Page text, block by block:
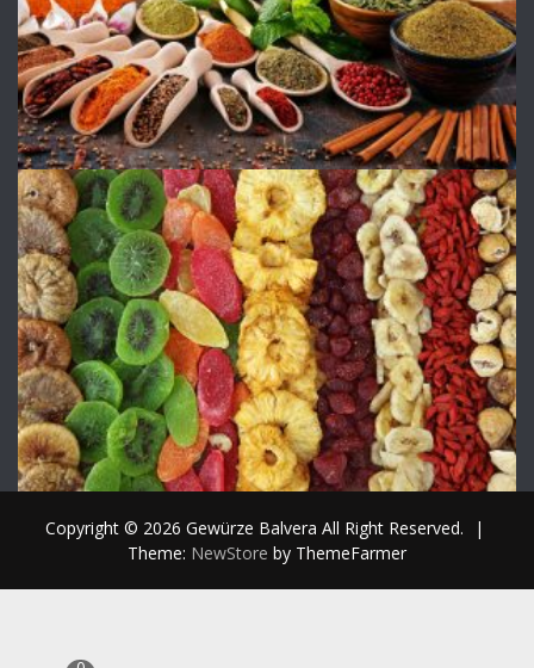
Copyright © 2026 Gewürze Balvera All Right Reserved.
|
Theme: NewStore by ThemeFarmer